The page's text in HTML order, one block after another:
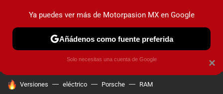
PRUEBAS INDUSTRIA HOY NO CIRCULA
HOY SE HABLA DE
Versiones eléctrico Porsche RAM
×
Ya puedes ver más de Motorpasion MX en Google
Añádenos como fuente preferida
Solo necesitas una cuenta de Google